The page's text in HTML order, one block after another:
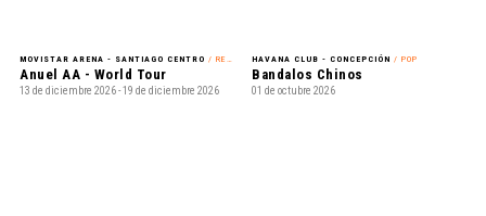
MOVISTAR ARENA - SANTIAGO CENTRO / REGGAETÓN
Anuel AA - World Tour
13 de diciembre 2026 - 19 de diciembre 2026
HAVANA CLUB - CONCEPCIÓN / POP
Bandalos Chinos
01 de octubre 2026